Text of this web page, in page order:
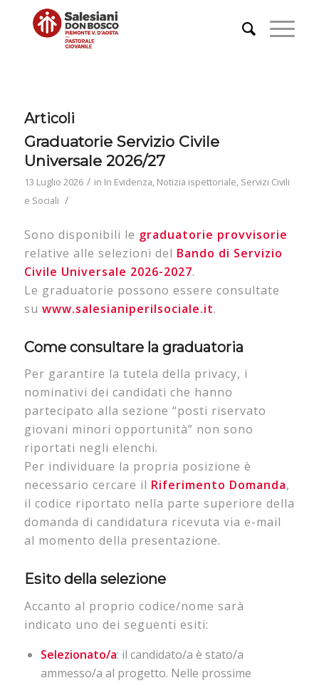
Articoli
Graduatorie Servizio Civile
Universale 2026/27
13 Luglio 2026 / in In Evidenza, Notizia ispettoriale, Servizi Civili
e Sociali /
Sono disponibili le graduatorie provvisorie
relative alle selezioni del Bando di Servizio
Civile Universale 2026-2027.
Le graduatorie possono essere consultate
su www.salesianiperilsociale.it.
Come consultare la graduatoria
Per garantire la tutela della privacy, i
nominativi dei candidati che hanno
partecipato alla sezione “posti riservato
giovani minori opportunità” non sono
riportati negli elenchi.
Per individuare la propria posizione è
necessario cercare il Riferimento Domanda,
il codice riportato nella parte superiore della
domanda di candidatura ricevuta via e-mail
al momento della presentazione.
Esito della selezione
Accanto al proprio codice/nome sarà
indicato uno dei seguenti esiti:
Selezionato/a: il candidato/a è stato/a
ammesso/a al progetto. Nelle prossime